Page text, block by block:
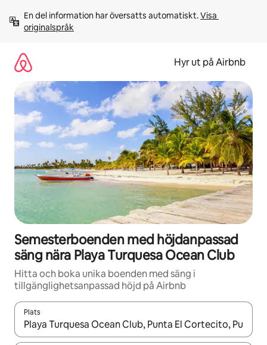
innehåll
En del information har översatts automatiskt. Visa
originalspråk
Hyr ut på Airbnb
Semesterboenden med höjdanpassad
säng nära Playa Turquesa Ocean Club
Hitta och boka unika boenden med säng i
tillgänglighetsanpassad höjd på Airbnb
Plats
När resultaten är tillgängliga kan du navigera med upp- och